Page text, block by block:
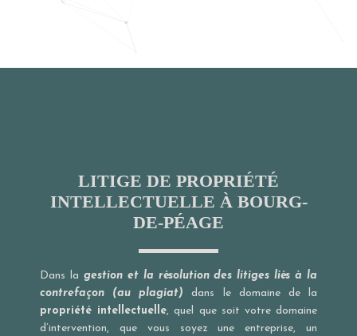
LITIGE DE PROPRIÉTÉ
INTELLECTUELLE À BOURG-
DE-PÉAGE
Dans la gestion et la résolution des litiges liés à la
contrefaçon (au plagiat) dans le domaine de la
propriété intellectuelle, quel que soit votre domaine
d’intervention, que vous soyez une entreprise, un